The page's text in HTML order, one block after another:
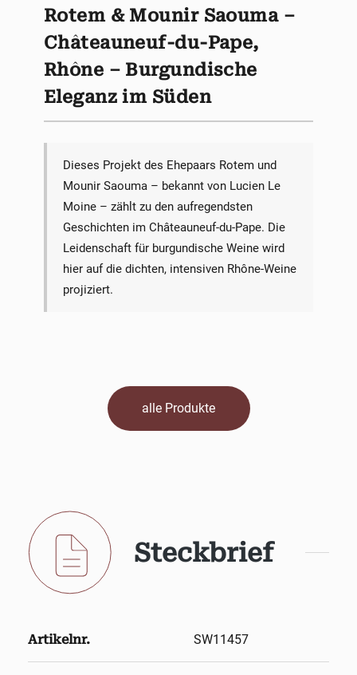
Rotem & Mounir Saouma –
Châteauneuf-du-Pape,
Rhône – Burgundische
Eleganz im Süden
Dieses Projekt des Ehepaars Rotem und
Mounir Saouma – bekannt von Lucien Le
Moine – zählt zu den aufregendsten
Geschichten im Châteauneuf-du-Pape. Die
Leidenschaft für burgundische Weine wird
hier auf die dichten, intensiven Rhône-Weine
projiziert.
alle Produkte
Steckbrief
Artikelnr. SW11457